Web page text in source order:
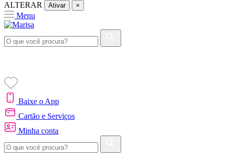
ALTERAR
Ativar ×
Menu
Baixe o App
Cartão e Serviços
Minha conta